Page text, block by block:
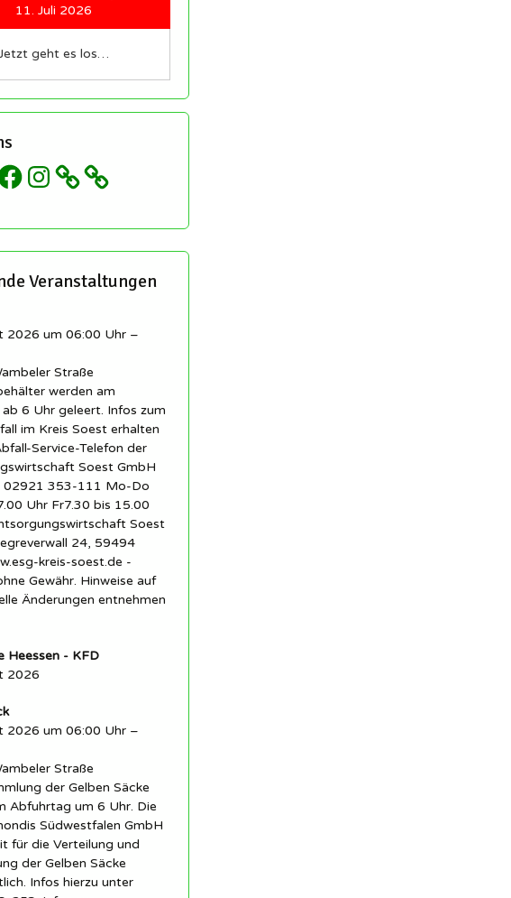
11. Juli 2026
geht es los…
FacebookInstagram
Veranstaltungen
2026 um 06:00 Uhr –
Straße
werden am
6 Uhr geleert. Infos zum
im Kreis Soest erhalten
Service-Telefon der
Soest GmbH
02921 353-111 Mo-Do
Uhr Fr7.30 bis 15.00
Soest
24, 59494
kreis-soest.de -
Gewähr. Hinweise auf
Änderungen entnehmen
Heessen - KFD
2026
2026 um 06:00 Uhr –
Straße
der Gelben Säcke
Abfuhrtag um 6 Uhr. Die
Südwestfalen GmbH
für die Verteilung und
der Gelben Säcke
Infos hierzu unter